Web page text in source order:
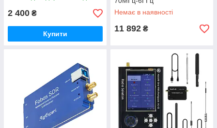
2 400 ₴
Купити
Немає в наявності
11 892 ₴